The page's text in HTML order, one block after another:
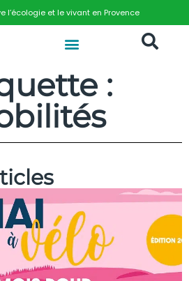
l’écologie et le vivant en Provence
: